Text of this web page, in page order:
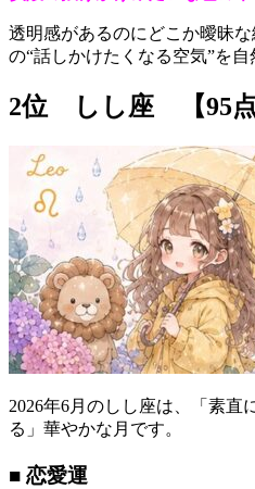
透明感があるのにどこか曖昧
の“話しかけたくなる空気”を自
2位 しし座 【95点
2026年6月のしし座は、「素直
る」華やかな月です。
■ 恋愛運